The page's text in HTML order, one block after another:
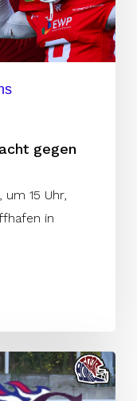
gegen
15 Uhr,
in